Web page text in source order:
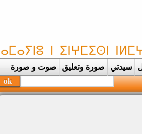
سيدتي صورة وتعليق صوت و صورة